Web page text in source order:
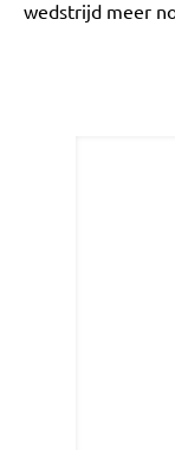
wedstrijd meer